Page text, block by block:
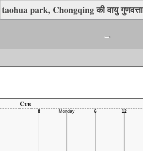
taohua park, Chongqing की वायु गुणवत्ता
-
Cur